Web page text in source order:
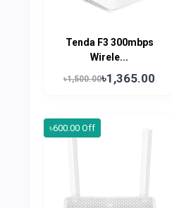
Tenda F3 300mbps
Wirele...
৳1,500.00৳1,365.00
৳600.00 Off